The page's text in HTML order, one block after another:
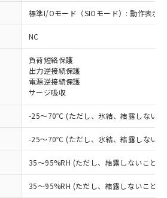
標準I/Oモード（SIOモード）: 動作表示
NC
負荷短絡保護
出力逆接続保護
電源逆接続保護
サージ吸収
-25～70℃ (ただし、氷結、結露しないこ
-25～70℃ (ただし、氷結、結露しないこ
35～95%RH (ただし、結露しないこと)
35～95%RH (ただし、結露しないこと)
。
EU RoHS指令（10物質）の
した製品が提供可能な商品で
品に切り替える予定のある
EU RoHS指令（10物質）の
の商品で、対応品を出す予